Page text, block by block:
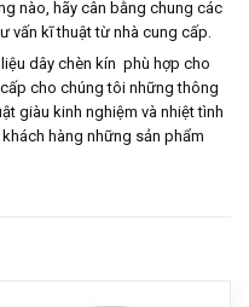
nào, hãy cân bằng chung các
vấn kĩ thuật từ nhà cung cấp.
dây chèn kín phù hợp cho
cho chúng tôi những thông
giàu kinh nghiệm và nhiệt tình
hàng những sản phẩm